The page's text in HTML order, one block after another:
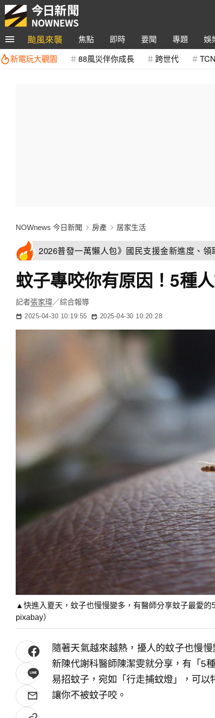
颱風來襲 焦點 即時 要聞 專題 娛
新電玩大觀園
88風災伴你成長 跨世代 TCN
NOWnews 今日新聞 房產 居家生活
2026普發一萬懶人包》國民支援金新進度、
蚊子專咬你有原因！5種
記者張家瑋／綜合報導
2025-04-30 10:19:55 2025-04-30 10:20:28
▲快進入夏天，蚊子也慢慢變多，有醫師分享蚊子最愛
pixabay）
隨著天氣越來越熱，擾人的蚊子也慢
新陳代謝科醫師陳潔雯就分享，有「5
易招蚊子，宛如「行走捕蚊燈」，可以
讓你不被蚊子咬。